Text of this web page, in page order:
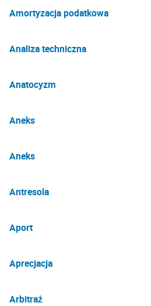
Amortyzacja podatkowa
Analiza techniczna
Anatocyzm
Aneks
Aneks
Antresola
Aport
Aprecjacja
Arbitraż